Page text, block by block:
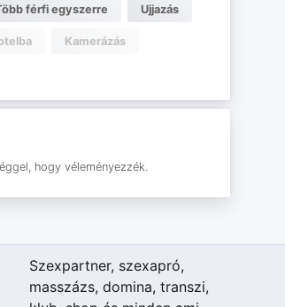
férfi egyszerre Ujjazás
Kamerázás
hogy véleményezzék.
Szexpartner, szexapró,
masszázs, domina, transzi,